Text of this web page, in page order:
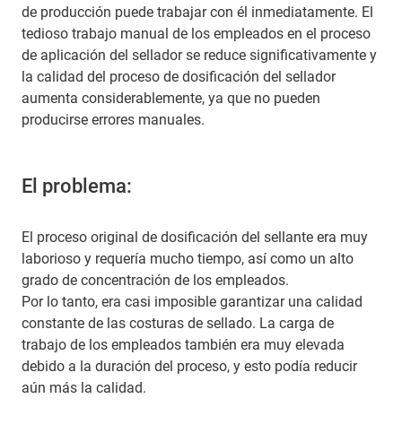
de producción puede trabajar con él inmediatamente. El
tedioso trabajo manual de los empleados en el proceso
de aplicación del sellador se reduce significativamente y
la calidad del proceso de dosificación del sellador
aumenta considerablemente, ya que no pueden
producirse errores manuales.
El problema:
El proceso original de dosificación del sellante era muy
laborioso y requería mucho tiempo, así como un alto
grado de concentración de los empleados.
Por lo tanto, era casi imposible garantizar una calidad
constante de las costuras de sellado. La carga de
trabajo de los empleados también era muy elevada
debido a la duración del proceso, y esto podía reducir
aún más la calidad.